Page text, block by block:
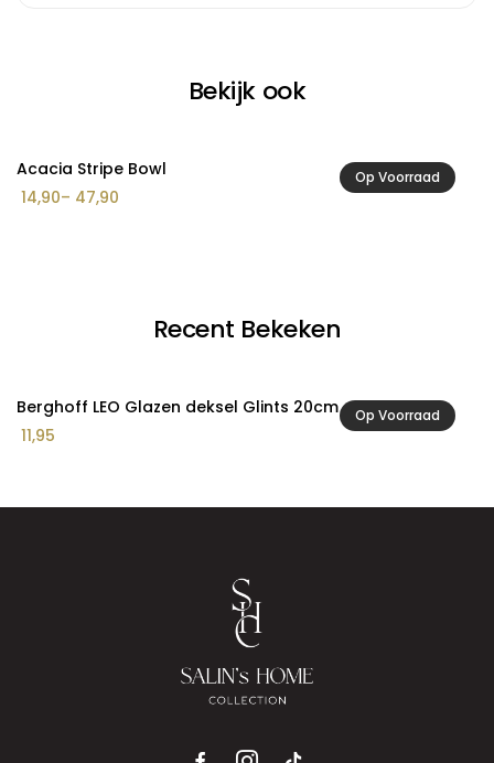
Bekijk ook
Op Voorraad
Acacia Stripe Bowl
14,90– 47,90
Prijsklasse:
Recent Bekeken
Op Voorraad
Berghoff LEO Glazen deksel Glints 20cm
11,95